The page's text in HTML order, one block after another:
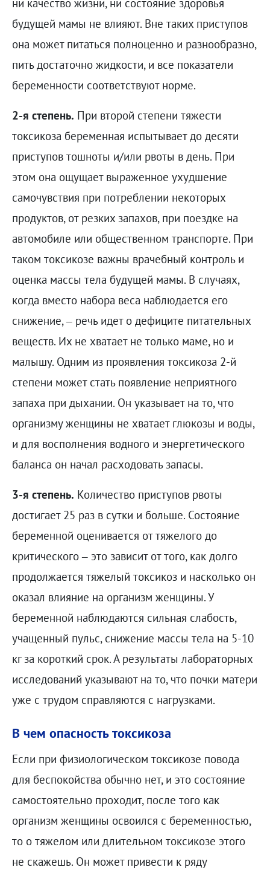
будущей мамы не влияют. Вне таких приступов
она может питаться полноценно и разнообразно,
пить достаточно жидкости, и все показатели
беременности соответствуют норме.
2-я степень. При второй степени тяжести
токсикоза беременная испытывает до десяти
приступов тошноты и/или рвоты в день. При
этом она ощущает выраженное ухудшение
самочувствия при потреблении некоторых
продуктов, от резких запахов, при поездке на
автомобиле или общественном транспорте. При
таком токсикозе важны врачебный контроль и
оценка массы тела будущей мамы. В случаях,
когда вместо набора веса наблюдается его
снижение, – речь идет о дефиците питательных
веществ. Их не хватает не только маме, но и
малышу. Одним из проявления токсикоза 2-й
степени может стать появление неприятного
запаха при дыхании. Он указывает на то, что
организму женщины не хватает глюкозы и воды,
и для восполнения водного и энергетического
баланса он начал расходовать запасы.
3-я степень. Количество приступов рвоты
достигает 25 раз в сутки и больше. Состояние
беременной оценивается от тяжелого до
критического – это зависит от того, как долго
продолжается тяжелый токсикоз и насколько он
оказал влияние на организм женщины. У
беременной наблюдаются сильная слабость,
учащенный пульс, снижение массы тела на 5-10
кг за короткий срок. А результаты лабораторных
исследований указывают на то, что почки матери
уже с трудом справляются с нагрузками.
В чем опасность токсикоза
Если при физиологическом токсикозе повода
для беспокойства обычно нет, и это состояние
самостоятельно проходит, после того как
организм женщины освоился с беременностью,
то о тяжелом или длительном токсикозе этого
не скажешь. Он может привести к ряду